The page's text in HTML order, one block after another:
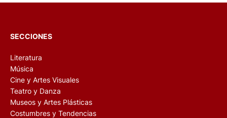
SECCIONES
Literatura
Música
Cine y Artes Visuales
Teatro y Danza
Museos y Artes Plásticas
Costumbres y Tendencias